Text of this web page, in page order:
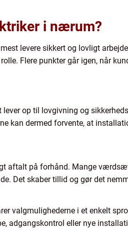
i nærum?
levere sikkert og lovligt
Flere punkter går igen, når
lever op til lovgivning og
kan dermed forvente, at
aftalt på forhånd. Mange
Det skaber tillid og gør det
valgmulighederne i et enkelt
adgangskontrol eller nye